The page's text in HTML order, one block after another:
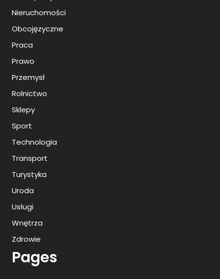
Nieruchomości
Obcojęzyczne
Praca
Prawo
Przemysł
Rolnictwo
Sklepy
Sport
Technologia
Transport
Turystyka
Uroda
Usługi
Wnętrza
Zdrowie
Pages